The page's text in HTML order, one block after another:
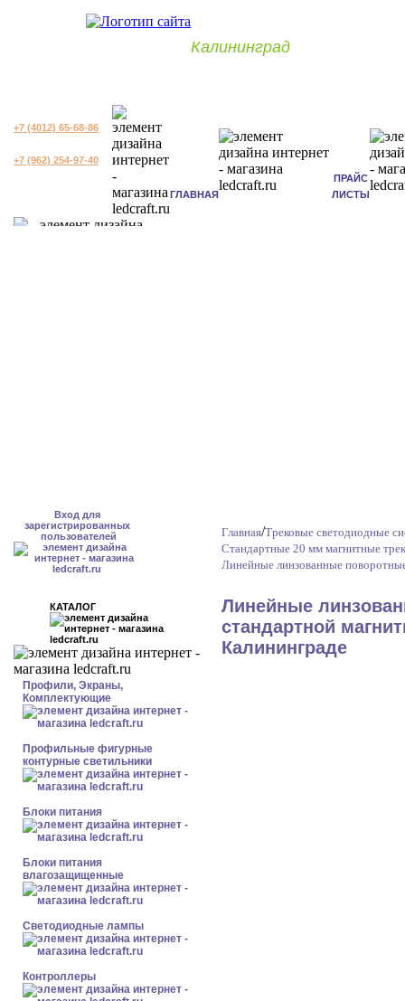
Калининград
+7 (4012) 65-68-86
+7 (962) 254-97-40
ГЛАВНАЯ
ПРАЙС
ЛИСТЫ
Вход для
зарегистрированных
пользователей
КАТАЛОГ
Профили, Экраны,
Комплектующие
Профильные фигурные
контурные светильники
Блоки питания
Блоки питания
влагозащищенные
Светодиодные лампы
Контроллеры
Главная/Трековые светодиодные
Стандартные 20 мм магнитные
Линейные линзованные
Линейные
стандартной
Калининграде